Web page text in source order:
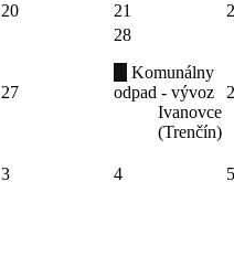
20 21
27
28
Komunálny
odpad - vývoz
Ivanovce
(Trenčín)
3 4
5